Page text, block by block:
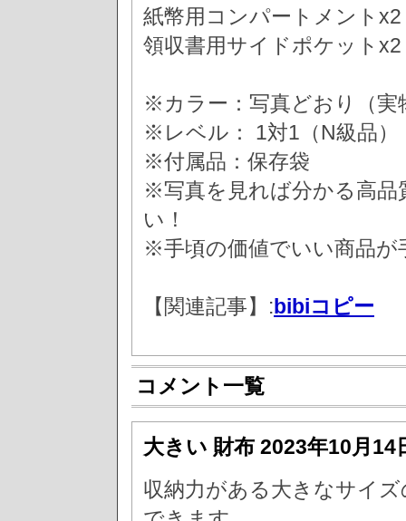
紙幣用コンパートメントx2
領収書用サイドポケットx2
※カラー：写真どおり（実
※レベル： 1対1（N級品）
※付属品：保存袋
※写真を見れば分かる高品
い！
※手頃の価値でいい商品が
【関連記事】:bibiコピー
コメント一覧
大きい 財布 2023年10月14
収納力がある大きなサイ